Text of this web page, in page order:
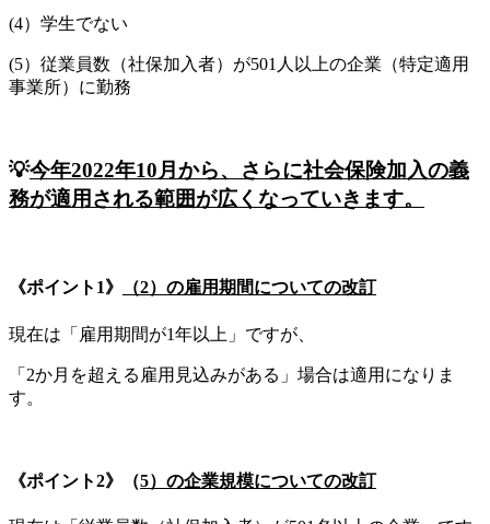
(4）学生でない
(5）従業員数（社保加入者）が501人以上の企業（特定適用
事業所）に勤務
💡今年2022年10月から、 さらに社会保険加入の義
務が適用される範囲が広くなっていきます。
《ポイント1》 （2）の雇用期間についての改訂
現在は「雇用期間が1年以上」ですが、
「2か月を超える雇用見込みがある」場合は適用になりま
す。
《ポイント2》（5） の企業規模についての改訂